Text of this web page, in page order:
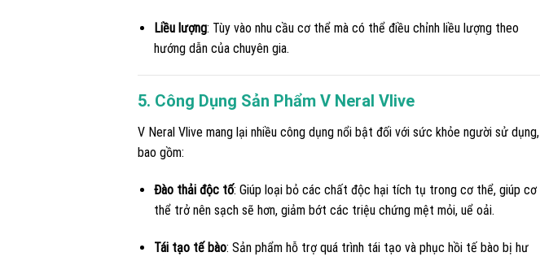
Liều lượng: Tùy vào nhu cầu cơ thể mà có thể điều chỉnh liều lượng theo
hướng dẫn của chuyên gia.
5. Công Dụng Sản Phẩm V Neral Vlive
V Neral Vlive mang lại nhiều công dụng nổi bật đối với sức khỏe người sử dụng,
bao gồm:
Đào thải độc tố: Giúp loại bỏ các chất độc hại tích tụ trong cơ thể, giúp cơ
thể trở nên sạch sẽ hơn, giảm bớt các triệu chứng mệt mỏi, uể oải.
Tái tạo tế bào: Sản phẩm hỗ trợ quá trình tái tạo và phục hồi tế bào bị hư